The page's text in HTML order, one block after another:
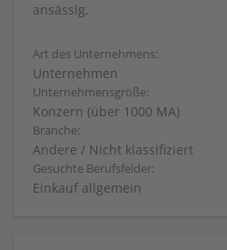
ansässig.
Art des Unternehmens:
Unternehmen
Unternehmensgröße:
Konzern (über 1000 MA)
Branche:
Andere / Nicht klassifiziert
Gesuchte Berufsfelder:
Einkauf allgemein